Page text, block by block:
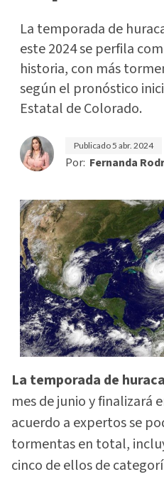
La temporada de
este 2024 se perfila
historia, con más
según el pronóstico
Estatal de Colorado.
Publicado5 abr. 2024
Por: Fernanda
La temporada de
mes de junio y finalizará
acuerdo a expertos se
tormentas en total,
cinco de ellos de